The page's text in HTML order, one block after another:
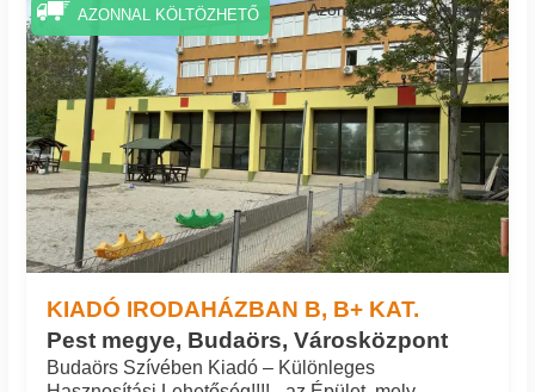
KIADÓ IRODAHÁZBAN B, B+ KAT.
Pest megye, Budaörs, Városközpont
Azonosító: 1116_marker
Budaörs Szívében Kiadó – Különleges
AZONNAL KÖLTÖZHETŐ